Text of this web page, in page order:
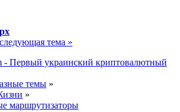
следующая тема »
- Первый украинский криптовалютный
темы »
»
маршрутизаторы